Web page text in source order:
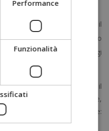
logistica è necessario il
di misurare l’impatto
durante i diversi passaggi
utili sono:
alla vendita : indica il
e le vendite realizzate,
dell’azienda. Si ottiene:
Performance
Funzionalità